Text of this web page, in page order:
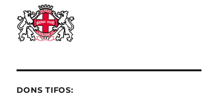
DONS TIFOS: